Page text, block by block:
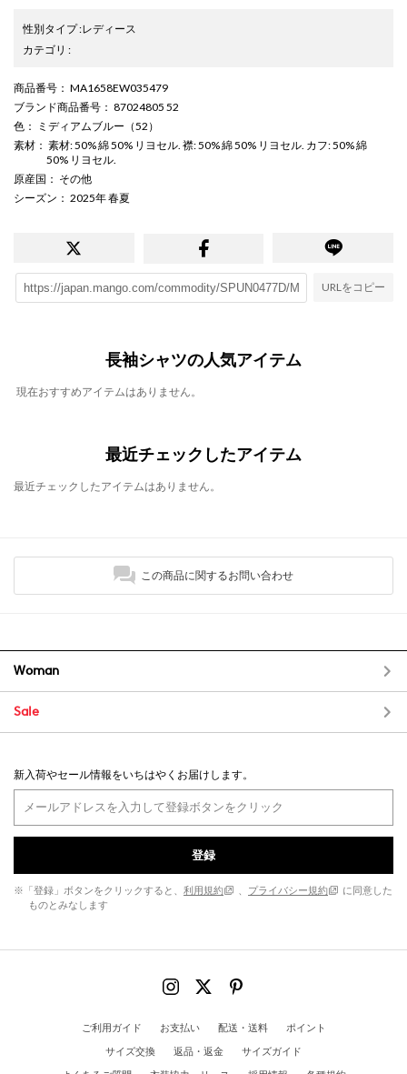
性別タイプ:レディース
カテゴリ :
商品番号 ： MA1658EW035479
ブランド商品番号 ： 87024805 52
色 ： ミディアムブルー（52）
素材 ： 素材: 50% 綿 50% リヨセル. 襟: 50% 綿 50% リヨセル. カフ: 50% 綿
50% リヨセル.
原産国 ： その他
シーズン ： 2025年 春夏
URLをコピー
長袖シャツの人気アイテム
現在おすすめアイテムはありません。
最近チェックしたアイテム
最近チェックしたアイテムはありません。
この商品に関するお問い合わせ
Woman
Sale
新入荷やセール情報をいちはやくお届けします。
登録
※「登録」ボタンをクリックすると、 利用規約 、 プライバシー規約
に同意した
ものとみなします
ご利用ガイド お支払い 配送・送料
ポイント
サイズ交換
返品・返金
サイズガイド